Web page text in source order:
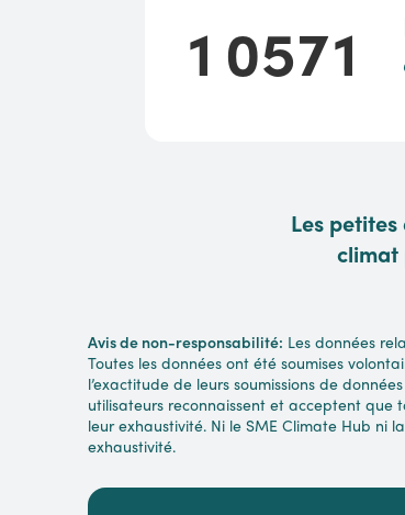
10571
1 0571
Les
climat
Avis de non-responsabilité: Les données
Toutes les données ont été soumises
l’exactitude de leurs soumissions de
utilisateurs reconnaissent et acceptent que
leur exhaustivité. Ni le SME Climate Hub ni
exhaustivité.